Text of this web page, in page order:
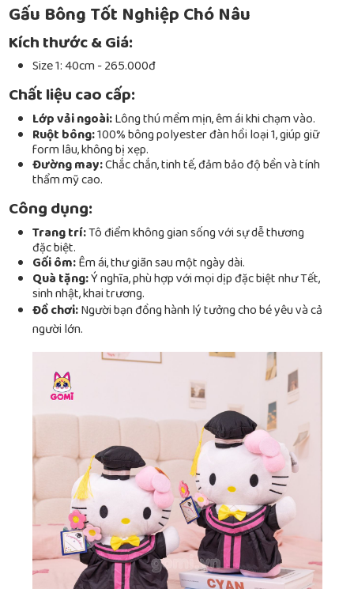
Gấu Bông Tốt Nghiệp Chó Nâu
Kích thước & Giá:
Size 1: 40cm - 265.000đ
Chất liệu cao cấp:
Lớp vải ngoài:Lông thú mềm mịn, êm ái khi chạm vào.
Ruột bông:100% bông polyester đàn hồi loại 1, giúp giữ
form lâu, không bị xẹp.
Đường may:Chắc chắn, tinh tế, đảm bảo độ bền và tính
thẩm mỹ cao.
Công dụng:
Trang trí:Tô điểm không gian sống với sự dễ thương
đặc biệt.
Gối ôm:Êm ái, thư giãn sau một ngày dài.
Quà tặng:Ý nghĩa, phù hợp với mọi dịp đặc biệt như Tết,
sinh nhật, khai trương.
Đồ chơi:Người bạn đồng hành lý tưởng cho bé yêu và cả
người lớn.